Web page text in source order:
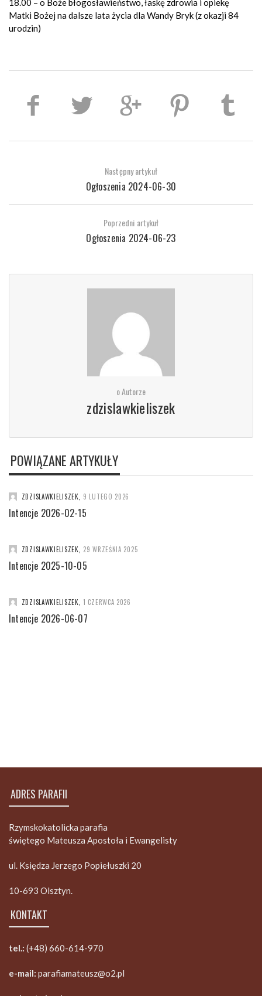
18.00 – o Boże błogosławieństwo, łaskę zdrowia i opiekę
Matki Bożej na dalsze lata życia dla Wandy Bryk (z okazji 84
urodzin)
Następny artykuł
Ogłoszenia 2024-06-30
Poprzedni artykuł
Ogłoszenia 2024-06-23
o Autorze
zdzislawkieliszek
POWIĄZANE ARTYKUŁY
ZDZISLAWKIELISZEK 9 LUTEGO 2026
Intencje 2026-02-15
ZDZISLAWKIELISZEK 29 WRZEŚNIA 2025
Intencje 2025-10-05
ZDZISLAWKIELISZEK 1 CZERWCA 2026
Intencje 2026-06-07
ADRES PARAFII
Rzymskokatolicka parafia
świętego Mateusza Apostoła i Ewangelisty
ul. Księdza Jerzego Popiełuszki 20
10-693 Olsztyn.
KONTAKT
tel.: (+48) 660-614-970
e-mail: parafiamateusz@o2.pl